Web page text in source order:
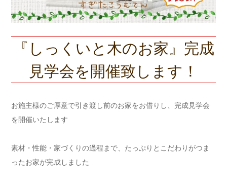
『しっくいと木のお家』完成
見学会を開催致します！
お施主様のご厚意で引き渡し前のお家をお借りし、完成見学会
を開催いたします
素材・性能・家づくりの過程まで、たっぷりとこだわりがつま
ったお家が完成しました